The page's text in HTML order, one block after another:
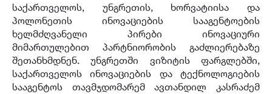
საქართველოს, უნგრეთის, ხორვატიისა და
პოლონეთის ინოვაციების სააგენტოების
ხელმძღვანელი პირები ინოვაციური
მიმართულებით პარტნიორობის გაძლიერებაზე
შეთანხმდნენ. უნგრეთში ვიზიტის ფარგლებში,
საქართველოს ინოვაციების და ტექნოლოგიების
სააგენტოს თავმჯდომარემ ავთანდილ კასრაძემ